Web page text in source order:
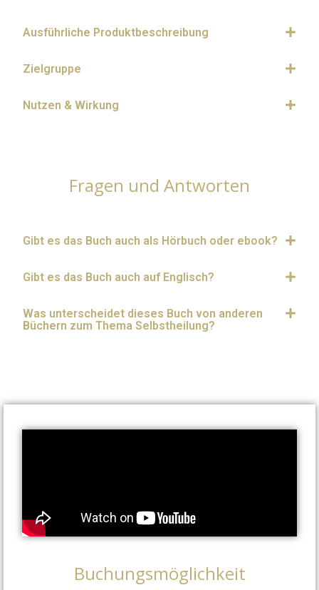
Ausführliche Produktbeschreibung
Zielgruppe
Nutzen & Wirkung
Fragen und Antworten
Gibt es das Buch auch als Hörbuch oder ebook?
Gibt es das Buch auch auf Englisch?
Was unterscheidet dieses Buch von anderen
Büchern zum Thema Selbstheilung?
Buchungsmöglichkeit